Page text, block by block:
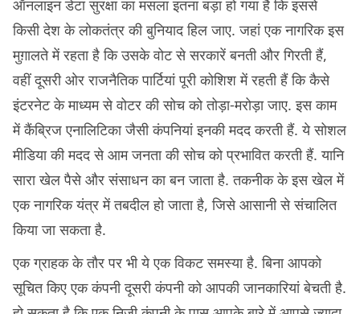
ऑनलाइन डेटा सुरक्षा का मसला इतना बड़ा हो गया है कि इससे
किसी देश के लोकतंत्र की बुनियाद हिल जाए. जहां एक नागरिक इस
मुग़ालते में रहता है कि उसके वोट से सरकारें बनती और गिरती हैं,
वहीं दूसरी ओर राजनैतिक पार्टियां पूरी कोशिश में रहती हैं कि कैसे
इंटरनेट के माध्यम से वोटर की सोच को तोड़ा-मरोड़ा जाए. इस काम
में कैंब्रिज एनालिटिका जैसी कंपनियां इनकी मदद करती हैं. ये सोशल
मीडिया की मदद से आम जनता की सोच को प्रभावित करती हैं. यानि
सारा खेल पैसे और संसाधन का बन जाता है. तकनीक के इस खेल में
एक नागरिक यंत्र में तबदील हो जाता है, जिसे आसानी से संचालित
किया जा सकता है.
एक ग्राहक के तौर पर भी ये एक विकट समस्या है. बिना आपको
सूचित किए एक कंपनी दूसरी कंपनी को आपकी जानकारियां बेचती है.